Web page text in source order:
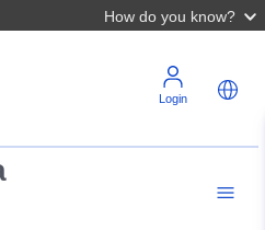
How do you know?
Login